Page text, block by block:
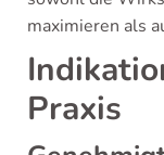
maximieren als
Praxis